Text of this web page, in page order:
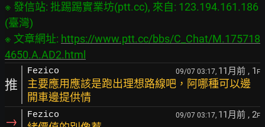
※ 發信站: 批踢踢實業坊(ptt.cc), 來自: 123.194.161.186
(臺灣)
※ 文章網址: https://www.ptt.cc/bbs/C_Chat/M.175718
4650.A.AD2.html
推
Fezico 09/07 03:17, 11月前 , 1 F
主要應用應該是跑出理想路線吧，阿哪種可以邊
開車邊提供情
→ Fezico 09/07 03:17, 11月前 , 2F